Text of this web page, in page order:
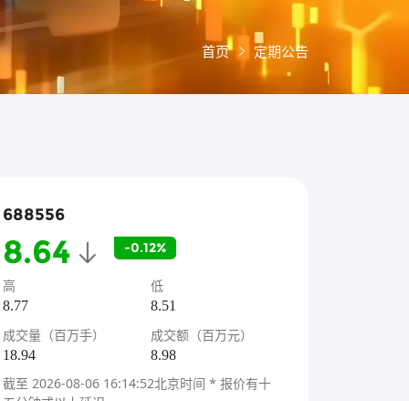
首页 定期公告
688556
8.64 -0.12%
高
8.77
低
8.51
成交量（百万手）
18.94
成交额（百万元）
8.98
截至 2026-08-06 16:14:52北京时间 * 报价有十